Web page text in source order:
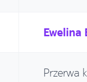
Ewelina
Przerwa